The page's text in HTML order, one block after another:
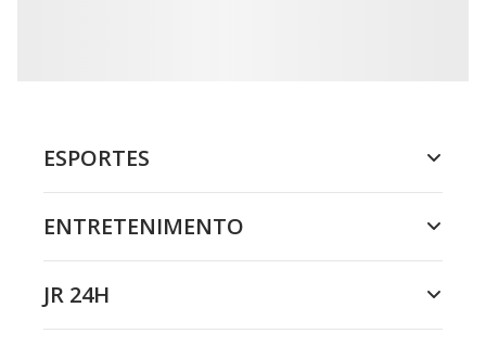
ESPORTES
ENTRETENIMENTO
JR 24H